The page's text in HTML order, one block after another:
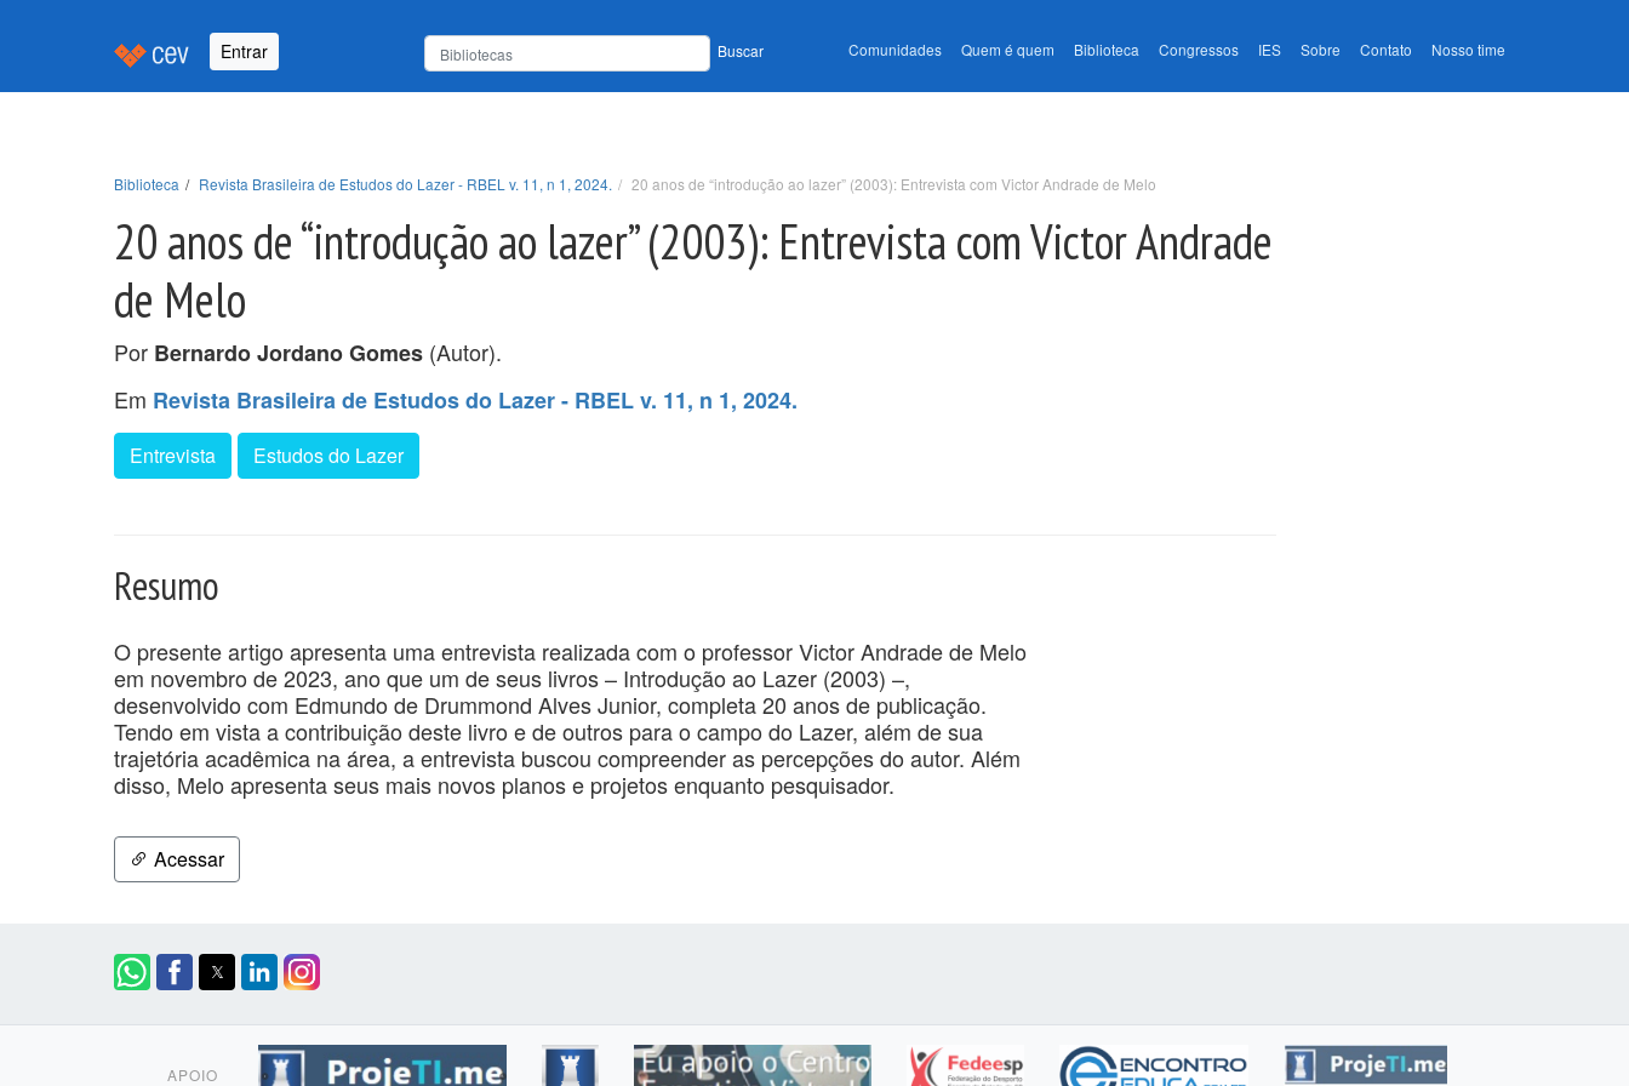
Entrar Buscar Comunidades Quem é quem Biblioteca Congressos IES Sobre Contato Nosso time
Biblioteca Revista Brasileira de Estudos do Lazer - RBEL v. 11, n 1, 2024. 20 anos de “introdução ao lazer” (2003): Entrevista com Victor Andrade de Melo
20 anos de “introdução ao lazer” (2003): Entrevista com Victor Andrade
de Melo
Por Bernardo Jordano Gomes (Autor).
Em Revista Brasileira de Estudos do Lazer - RBEL v. 11, n 1, 2024.
Entrevista Estudos do Lazer
Resumo
O presente artigo apresenta uma entrevista realizada com o professor Victor Andrade de Melo
em novembro de 2023, ano que um de seus livros – Introdução ao Lazer (2003) –,
desenvolvido com Edmundo de Drummond Alves Junior, completa 20 anos de publicação.
Tendo em vista a contribuição deste livro e de outros para o campo do Lazer, além de sua
trajetória acadêmica na área, a entrevista buscou compreender as percepções do autor. Além
disso, Melo apresenta seus mais novos planos e projetos enquanto pesquisador.
Acessar
APOIO